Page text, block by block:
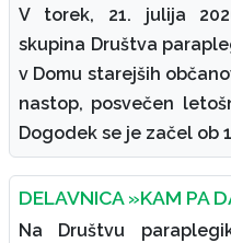
V torek, 21. julija
skupina Društva
v Domu starejših
nastop, posvečen
Dogodek se je začel ob
DELAVNICA »KAM PA
Na Društvu